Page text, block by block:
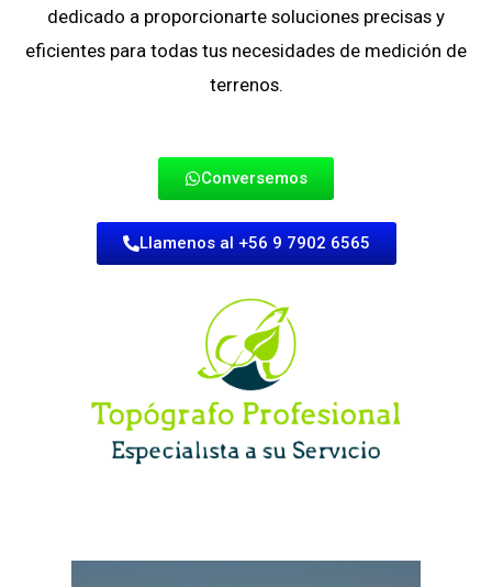
dedicado a proporcionarte soluciones precisas y
eficientes para todas tus necesidades de medición de
terrenos.
Conversemos
Llamenos al +56 9 7902 6565